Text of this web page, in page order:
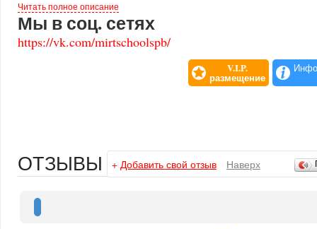
В 1994 году с углубленным изучением предметов художественно-
хозрасчетное отделение, которое постепенно переросло в
январе 1997 года была зарегистрирована частная школа "МИРТ"
имеющая коллектив единомышленников - учителей и возглавляемая
Здание находилось в полуразрушенном состоянии. Инженерные сети и
Здание требовало реставрации.
Читать полное описание
Мы в соц. сетях
https://vk.com/mirtschoolspb/
V.I.P.
размещение
ОТЗЫВЫ + Добавить свой отзыв Наверх